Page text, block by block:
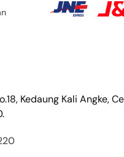
Kedaung Kali Angke,